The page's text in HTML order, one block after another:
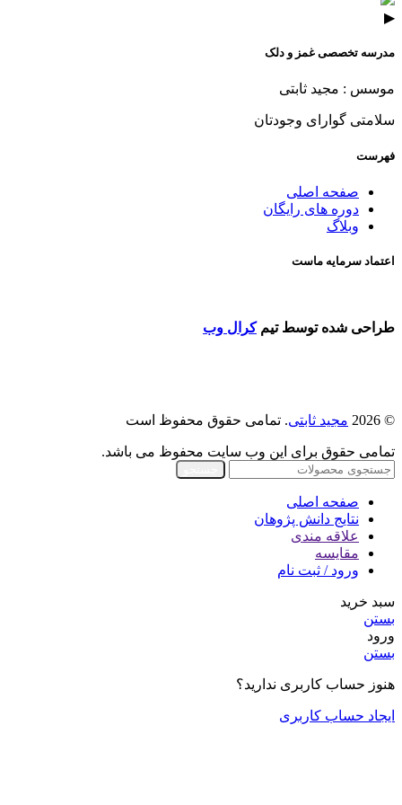
▶
مدرسه تخصصی غمز و دلک
موسس : مجید ثابتی
سلامتی گوارای وجودتان
فهرست
صفحه اصلی
دوره های رایگان
وبلاگ
اعتماد سرمایه ماست
طراحی شده توسط تیمکرال وب
© 2026 مجید ثابتی. تمامی حقوق محفوظ است
تمامی حقوق برای این وب سایت محفوظ می باشد.
صفحه اصلی
نتایج دانش پژوهان
علاقه مندی
مقایسه
ورود / ثبت نام
سبد خرید
بستن
ورود
بستن
هنوز حساب کاربری ندارید؟
ایجاد حساب کاربری